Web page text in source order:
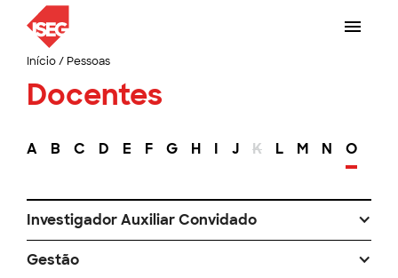
Início/ Pessoas
Docentes
A B C D E F G H I J K L M N O
Investigador Auxiliar Convidado
Gestão